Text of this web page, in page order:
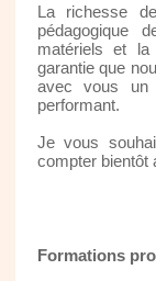
La richesse
pédagogique
matériels et
garantie que
avec vous un
performant.
Je vous
compter bientôt
Formations